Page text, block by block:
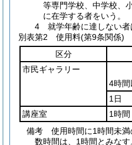
等専門学校、中学校、
に在学する者をいう。
4 就学年齢に達しない者
別表第2 使用料(第9条関係)
区分
市民ギャラリー
4時間
1日
講座室
1時間
備考 使用時間に1時間未満
数時間は、1時間とみなす